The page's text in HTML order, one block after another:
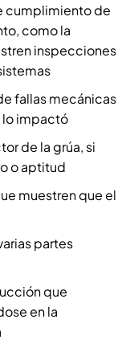
cumplimiento de
como la
inspecciones
fallas mecánicas
lo impactó
de la grúa, si
o aptitud
muestren que el
partes
que
en la